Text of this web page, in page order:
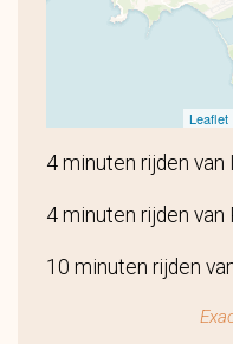
Leaflet
4 minuten rijden van
4 minuten rijden van
10 minuten rijden